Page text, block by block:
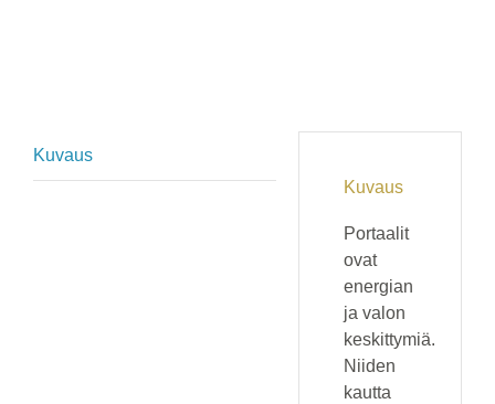
Kuvaus
Kuvaus
Portaalit
ovat
energian
ja valon
keskittymiä.
Niiden
kautta